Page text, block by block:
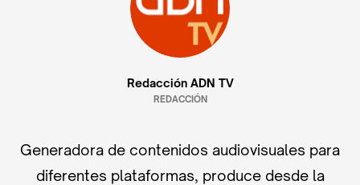
Redacción ADN TV
REDACCIÓN
Generadora de contenidos audiovisuales para
diferentes plataformas, produce desde la